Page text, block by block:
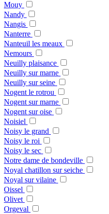
Mouy
Nandy
Nangis
Nanterre
Nanteuil les meaux
Nemours
Neuilly plaisance
Neuilly sur marne
Neuilly sur seine
Nogent le rotrou
Nogent sur marne
Nogent sur oise
Noisiel
Noisy le grand
Noisy le roi
Noisy le sec
Notre dame de bondeville
Noyal chatillon sur seiche
Noyal sur vilaine
Oissel
Olivet
Orgeval